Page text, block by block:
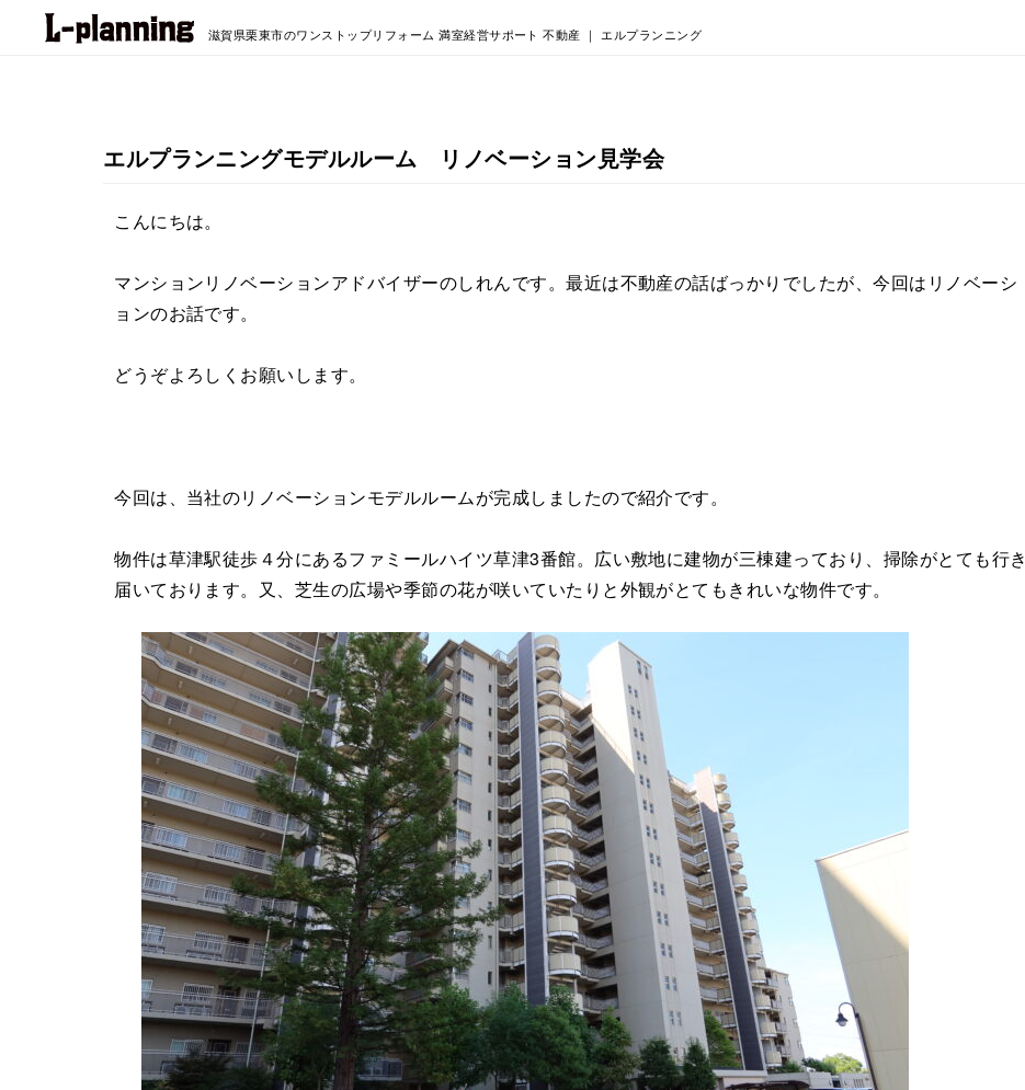
滋賀県栗東市のワンストップリフォーム満室経営サポート 不動産 ｜ エルプランニング
エルプランニングモデルルーム リノベーション見学会
こんにちは。
マンションリノベーションアドバイザーのしれんです。最近は不動産の話ばっかりでしたが、今回はリノベーシ
ョンのお話です。
どうぞよろしくお願いします。
今回は、当社のリノベーションモデルルームが完成しましたので紹介です。
物件は草津駅徒歩４分にあるファミールハイツ草津3番館。広い敷地に建物が三棟建っており、掃除がとても行き
届いております。又、芝生の広場や季節の花が咲いていたりと外観がとてもきれいな物件です。